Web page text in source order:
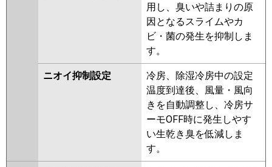
用し、臭いや詰まりの原
因となるスライムやカ
ビ・菌の発生を抑制しま
す。
ニオイ抑制設定
冷房、除湿冷房中の設定
温度到達後、風量・風向
きを自動調整し、冷房サ
ーモOFF時に発生しやす
い生乾き臭を低減しま
す。